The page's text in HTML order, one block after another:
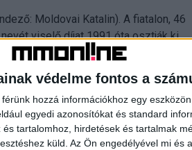
védelme fontos a
hozzá információkhoz egy
egyedi azonosítókat és standard
tartalomhoz, hirdetések és tartalmak
küld. Az Ön engedélyével mi és
Moldovai Katalin). A fiatalon, 46
viselő díjat 1991 óta osztják ki,
vele.
Schulze Éva forgatókönyvíró,
is jutalmazták. A híressé
köszöntötték Schulze
kapott, amelyek számára sokkal